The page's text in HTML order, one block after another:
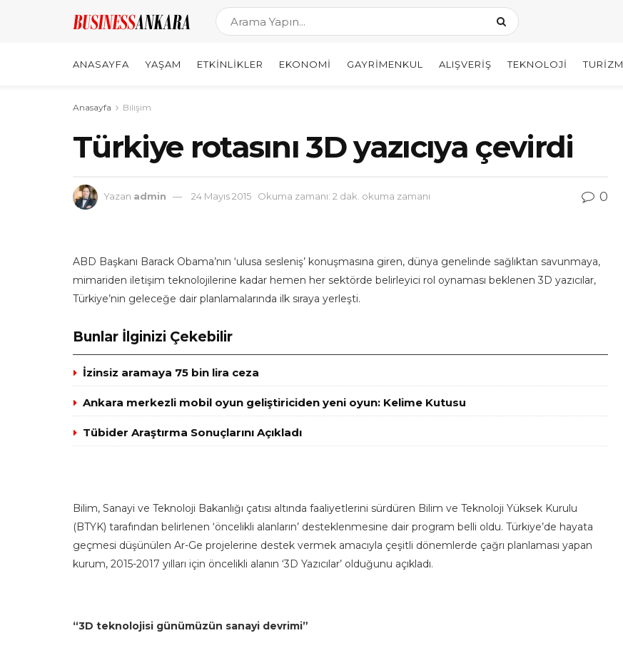
ANASAYFA YAŞAM ETKINLIKLER EKONOMI GAYRIMENKUL ALIŞVERIŞ TEKNOLOJI TURIZM
Anasayfa Bilişim
Türkiye rotasını 3D yazıcıya çevirdi
Yazan admin 24 Mayıs 2015 Okuma zamanı: 2 dak. okuma zamanı 0
ABD Başkanı Barack Obama’nın ‘ulusa sesleniş’ konuşmasına giren, dünya genelinde sağlıktan savunmaya,
mimariden iletişim teknolojilerine kadar hemen her sektörde belirleyici rol oynaması beklenen 3D yazıcılar,
Türkiye’nin geleceğe dair planlamalarında ilk sıraya yerleşti.
Bunlar İlginizi Çekebilir
İzinsiz aramaya 75 bin lira ceza
Ankara merkezli mobil oyun geliştiriciden yeni oyun: Kelime Kutusu
Tübider Araştırma Sonuçlarını Açıkladı
Bilim, Sanayi ve Teknoloji Bakanlığı çatısı altında faaliyetlerini sürdüren Bilim ve Teknoloji Yüksek Kurulu
(BTYK) tarafından belirlenen ‘öncelikli alanların’ desteklenmesine dair program belli oldu. Türkiye’de hayata
geçmesi düşünülen Ar-Ge projelerine destek vermek amacıyla çeşitli dönemlerde çağrı planlaması yapan
kurum, 2015-2017 yılları için öncelikli alanın ‘3D Yazıcılar’ olduğunu açıkladı.
“3D teknolojisi günümüzün sanayi devrimi”